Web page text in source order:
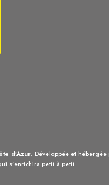
d'Azur. Développée et hébergée
s'enrichira petit à petit.